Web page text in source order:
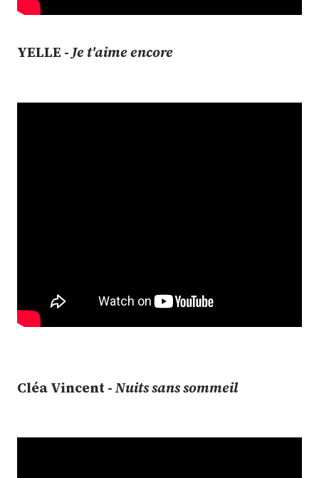
YELLE -Je t'aime encore
Cléa Vincent -Nuits sans sommeil